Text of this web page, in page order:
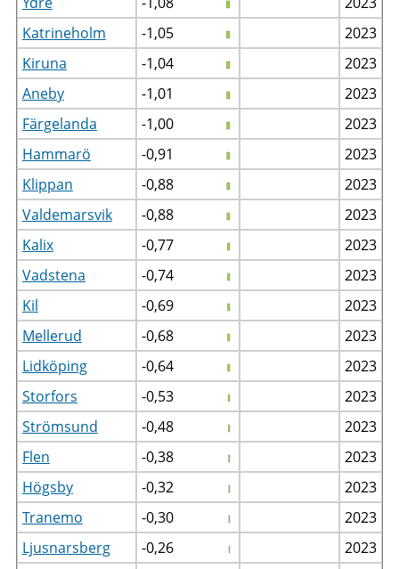
Katrineholm
-1,05
2023
Kiruna
-1,04
2023
Aneby
-1,01
2023
Färgelanda
-1,00
2023
Hammarö
-0,91
2023
Klippan
-0,88
2023
Valdemarsvik
-0,88
2023
Kalix
-0,77
2023
Vadstena
-0,74
2023
Kil
-0,69
2023
Mellerud
-0,68
2023
Lidköping
-0,64
2023
Storfors
-0,53
2023
Strömsund
-0,48
2023
Flen
-0,38
2023
Högsby
-0,32
2023
Tranemo
-0,30
2023
Ljusnarsberg
-0,26
2023